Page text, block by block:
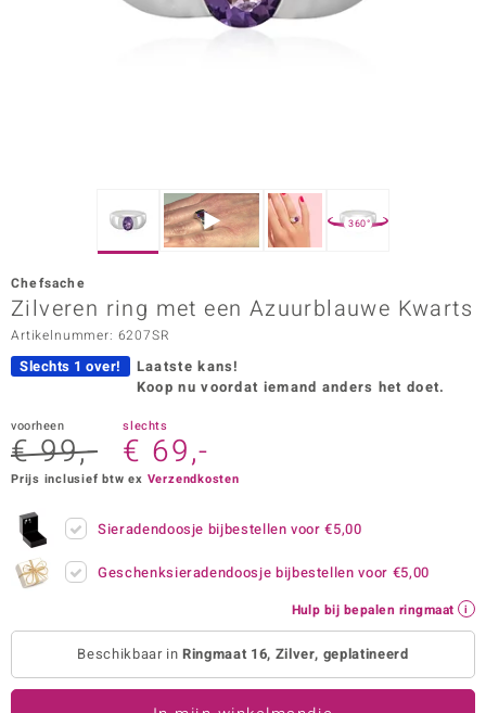
Vogue
in Italy
Paraíso
Collection
360°
Chefsache
Zilveren ring met een Azuurblauwe Kwarts
Artikelnummer: 6207SR
Slechts 1 over!
Laatste kans!
Koop nu voordat iemand anders het doet.
voorheen
€ 99,-
slechts
€ 69,-
Prijs inclusief btw ex Verzendkosten
Sieradendoosje bijbestellen voor€5,00
Geschenksieradendoosje bijbestellen voor €5,00
Hulp bij bepalen ringmaat
Beschikbaar inRingmaat 16, Zilver, geplatineerd